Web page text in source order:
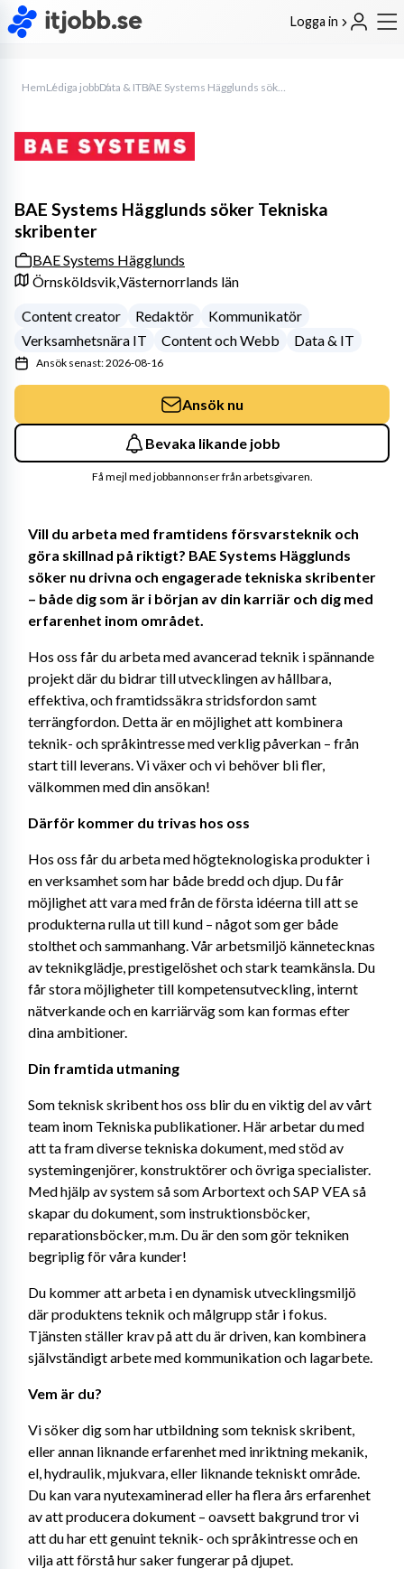
Logga in
HemLediga jobbData & IT BAE Systems Hägglunds söker Tekniska skribenter
Vill du arbeta med framtidens försvarsteknik och
göra skillnad på riktigt? BAE Systems Hägglunds
söker nu drivna och engagerade tekniska skribenter
– både dig som är i början av din karriär och dig med
erfarenhet inom området.
Hos oss får du arbeta med avancerad teknik i spännande
projekt där du bidrar till utvecklingen av hållbara,
effektiva, och framtidssäkra stridsfordon samt
terrängfordon. Detta är en möjlighet att kombinera
teknik- och språkintresse med verklig påverkan – från
start till leverans. Vi växer och vi behöver bli fler,
välkommen med din ansökan!
Därför kommer du trivas hos oss
Hos oss får du arbeta med högteknologiska produkter i
en verksamhet som har både bredd och djup. Du får
möjlighet att vara med från de första idéerna till att se
produkterna rulla ut till kund – något som ger både
stolthet och sammanhang. Vår arbetsmiljö kännetecknas
av teknikglädje, prestigelöshet och stark teamkänsla. Du
får stora möjligheter till kompetensutveckling, internt
nätverkande och en karriärväg som kan formas efter
dina ambitioner.
Din framtida utmaning
Som teknisk skribent hos oss blir du en viktig del av vårt
team inom Tekniska publikationer. Här arbetar du med
att ta fram diverse tekniska dokument, med stöd av
systemingenjörer, konstruktörer och övriga specialister.
Med hjälp av system så som Arbortext och SAP VEA så
skapar du dokument, som instruktionsböcker,
reparationsböcker, m.m. Du är den som gör tekniken
begriplig för våra kunder!
Du kommer att arbeta i en dynamisk utvecklingsmiljö
där produktens teknik och målgrupp står i fokus.
Tjänsten ställer krav på att du är driven, kan kombinera
självständigt arbete med kommunikation och lagarbete.
Vem är du?
Vi söker dig som har utbildning som teknisk skribent,
eller annan liknande erfarenhet med inriktning mekanik,
el, hydraulik, mjukvara, eller liknande tekniskt område.
Du kan vara nyutexaminerad eller ha flera års erfarenhet
av att producera dokument – oavsett bakgrund tror vi
att du har ett genuint teknik- och språkintresse och en
vilja att förstå hur saker fungerar på djupet.
BAE Systems Hägglunds söker Tekniska
skribenter
BAE Systems Hägglunds
Örnsköldsvik,Västernorrlands län
Content creator
Redaktör
Kommunikatör
Verksamhetsnära IT
Content och Webb Data & IT
Ansök senast: 2026-08-16
Ansök nu
Bevaka likande jobb
Få mejl med jobbannonser från arbetsgivaren.